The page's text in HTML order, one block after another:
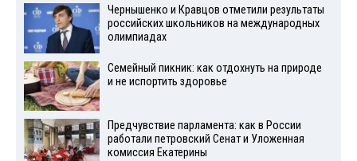
Чернышенко и Кравцов отметили результаты
российских школьников на международных
олимпиадах
Семейный пикник: как отдохнуть на природе
и не испортить здоровье
Предчувствие парламента: как в России
работали петровский Сенат и Уложенная
комиссия Екатерины